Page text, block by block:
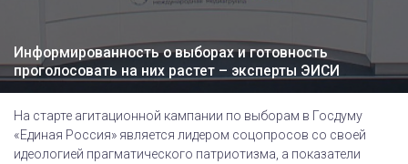
Информированность о выборах и готовность
проголосовать на них растет – эксперты ЭИСИ
На старте агитационной кампании по выборам в Госдуму
«Единая Россия» является лидером соцопросов со своей
идеологией прагматического патриотизма, а показатели